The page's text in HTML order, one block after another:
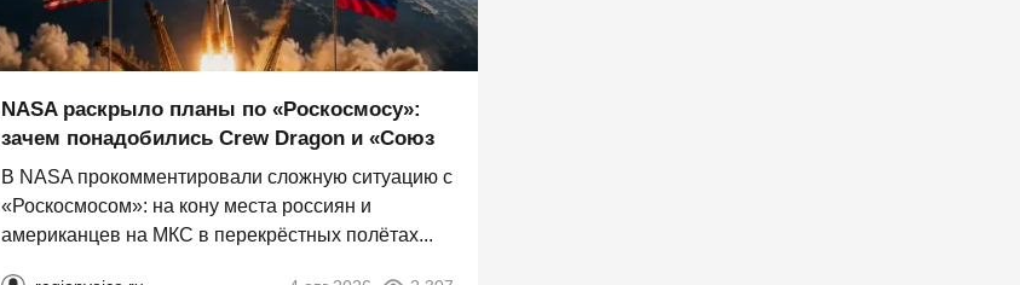
NASA раскрыло планы по «Роскосмосу»:
зачем понадобились Crew Dragon и «Союз
В NASA прокомментировали сложную ситуацию с
«Роскосмосом»: на кону места россиян и
американцев на МКС в перекрёстных полётах...